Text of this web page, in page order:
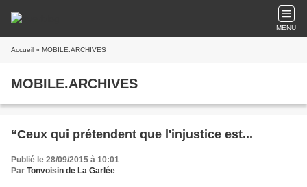
MENU
Accueil » MOBILE.ARCHIVES
MOBILE.ARCHIVES
“Ceux qui prétendent que l'injustice est...
Publié le 28/09/2015 à 10:01
Par Tonvoisin de La Garlée